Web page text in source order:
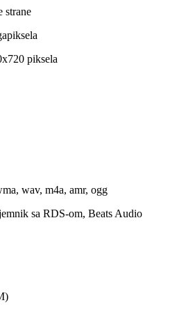
strane
piksela
wav, m4a, amr, ogg
sa RDS-om, Beats Audio